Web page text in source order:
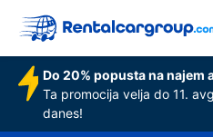
Do 20% popusta na najem
Ta promocija velja do 11.
danes!